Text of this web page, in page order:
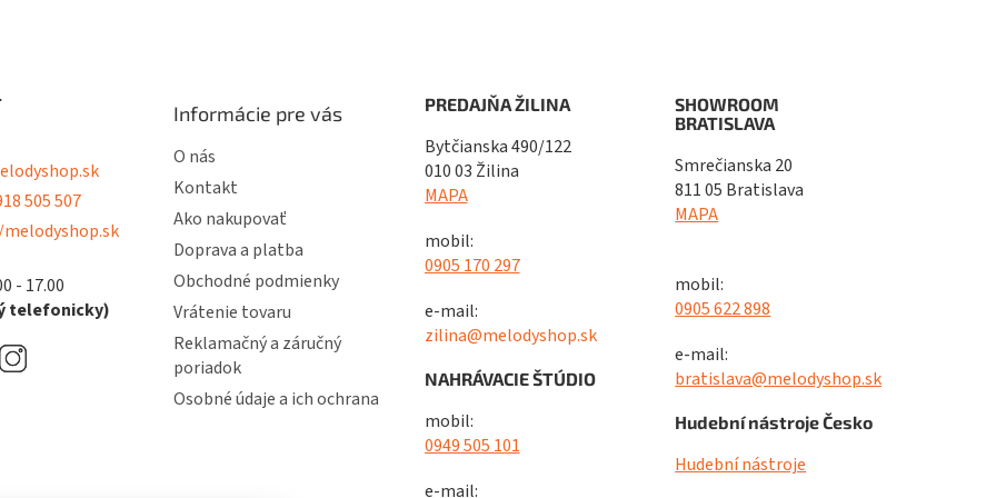
505 507
- 17.00
telefonicky)
Informácie pre vás
O nás
Kontakt
Ako nakupovať
Doprava a platba
Obchodné podmienky
Vrátenie tovaru
Reklamačný a záručný
poriadok
Osobné údaje a ich ochrana
PREDAJŇA ŽILINA
Bytčianska 490/122
010 03 Žilina
MAPA
mobil:
0905 170 297
e-mail:
zilina@melodyshop.sk
NAHRÁVACIE ŠTÚDIO
mobil:
0949 505 101
e-mail:
SHOWROOM
BRATISLAVA
Smrečianska 20
811 05 Bratislava
MAPA
mobil:
0905 622 898
e-mail:
bratislava@melodyshop.sk
Hudební nástroje Česko
Hudební nástroje